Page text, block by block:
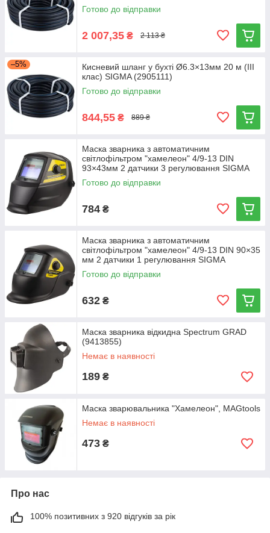
Готово до відправки
2 007,35 ₴ 2 113 ₴
–5%
Кисневий шланг у бухті Ø6.3×13мм 20 м (III
клас) SIGMA (2905111)
Готово до відправки
844,55 ₴ 889 ₴
Маска зварника з автоматичним
світлофільтром "хамелеон" 4/9-13 DIN
93×43мм 2 датчики 3 регулювання SIGMA
(9413221)
Готово до відправки
784 ₴
Маска зварника з автоматичним
світлофільтром "хамелеон" 4/9-13 DIN 90×35
мм 2 датчики 1 регулювання SIGMA
(9413211)
Готово до відправки
632 ₴
Маска зварника відкидна Spectrum GRAD
(9413855)
Немає в наявності
189 ₴
Маска зварювальника "Хамелеон", MAGtools
Немає в наявності
473 ₴
Про нас
100% позитивних з 920 відгуків за рік